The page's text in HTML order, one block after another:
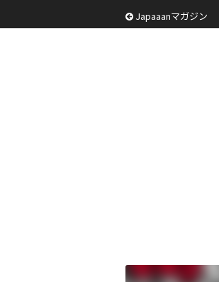
Japaaanマガジン